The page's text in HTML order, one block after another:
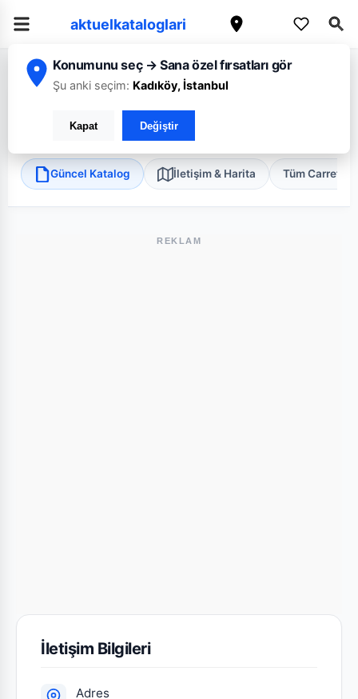
aktuelkataloglari
Konumunu seç → Sana özel fırsatları gör
Şu anki seçim: Kadıköy, İstanbul
Kapat Değiştir
Ana Sayfa/İstanbul /CarrefourSA/İstanbul Kağıthane Seba Suites
Kağıthane, İstanbul
Güncel Katalog İletişim & Harita Tüm
REKLAM
İletişim Bilgileri
Adres